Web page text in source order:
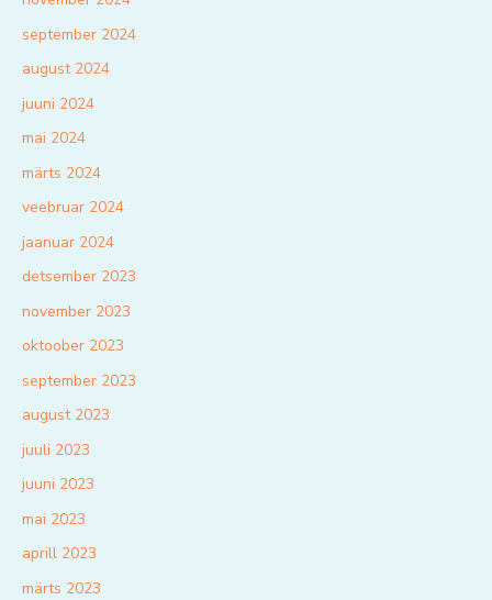
september 2024
august 2024
juuni 2024
mai 2024
märts 2024
veebruar 2024
jaanuar 2024
detsember 2023
november 2023
oktoober 2023
september 2023
august 2023
juuli 2023
juuni 2023
mai 2023
aprill 2023
märts 2023